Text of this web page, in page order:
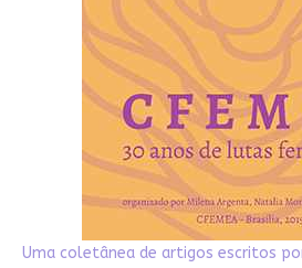
Uma coletânea de artigos escritos